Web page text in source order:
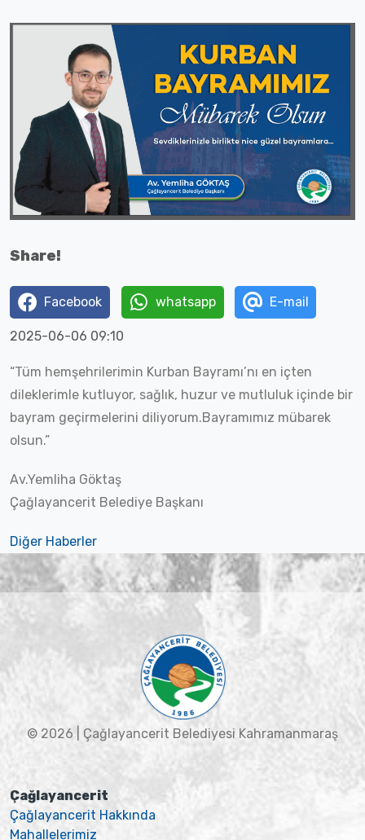
Share!
Facebook whatsapp E-mail
2025-06-06 09:10
“Tüm hemşehrilerimin Kurban Bayramı’nı en içten
dileklerimle kutluyor, sağlık, huzur ve mutluluk içinde bir
bayram geçirmelerini diliyorum.Bayramımız mübarek
olsun.”
Av.Yemliha Göktaş
Çağlayancerit Belediye Başkanı
Diğer Haberler
© 2026 | Çağlayancerit Belediyesi Kahramanmaraş
Çağlayancerit
Çağlayancerit Hakkında
Mahallelerimiz